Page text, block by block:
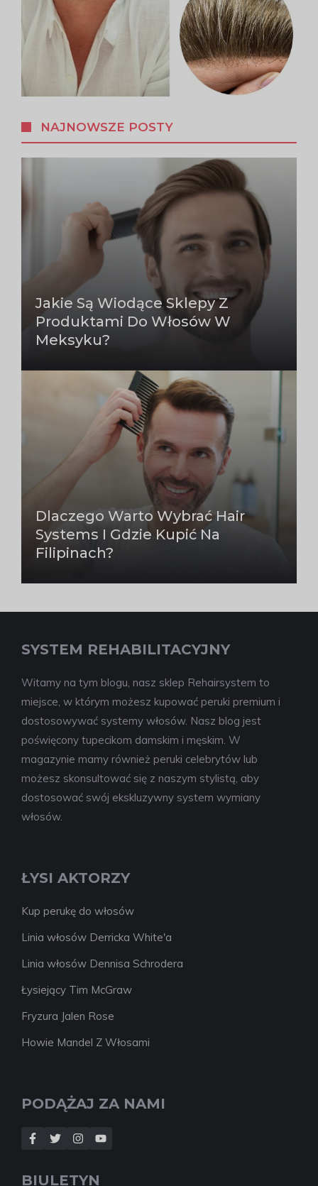
NAJNOWSZE POSTY
Jakie Są Wiodące Sklepy Z
Produktami Do Włosów W
Meksyku?
Dlaczego Warto Wybrać Hair
Systems I Gdzie Kupić Na
Filipinach?
SYSTEM REHABILITACYJNY
Witamy na tym blogu, nasz sklep Rehairsystem to
miejsce, w którym możesz kupować peruki premium i
dostosowywać systemy włosów. Nasz blog jest
poświęcony tupecikom damskim i męskim. W
magazynie mamy również peruki celebrytów lub
możesz skonsultować się z naszym stylistą, aby
dostosować swój ekskluzywny system wymiany
włosów.
ŁYSI AKTORZY
Kup perukę do włosów
Linia włosów Derricka White'a
Linia włosów Dennisa Schrodera
Łysiejący Tim McGraw
Fryzura Jalen Rose
Howie Mandel Z Włosami
PODĄŻAJ ZA NAMI
BIULETYN